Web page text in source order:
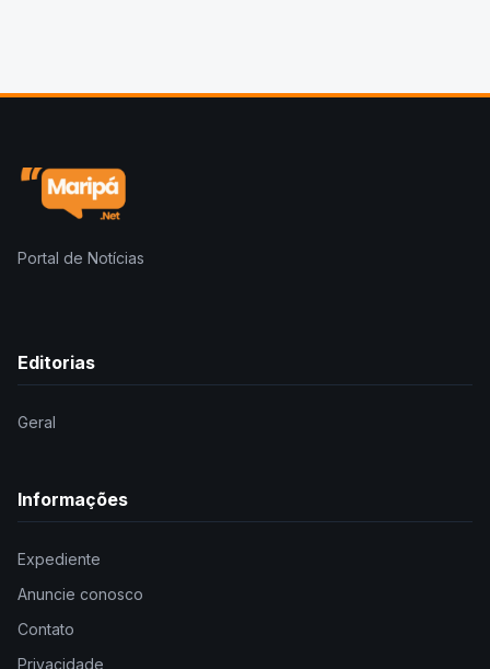
Portal de Notícias
Editorias
Geral
Informações
Expediente
Anuncie conosco
Contato
Privacidade